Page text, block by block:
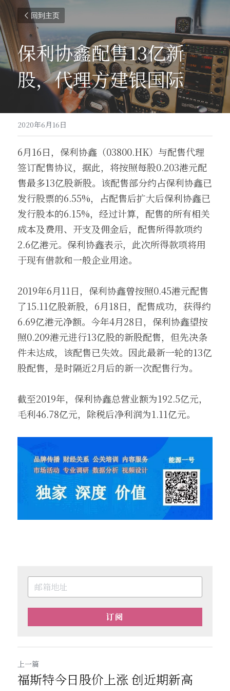
回到主页
保利协鑫配售13亿新
股，代理方建银国际
2020年6月16日
6月16日，保利协鑫（03800.HK）与配售代理
签订配售协议，据此，将按照每股0.203港元配
售最多13亿股新股。该配售部分约占保利协鑫已
发行股票的6.55%，占配售后扩大后保利协鑫已
发行股本的6.15%，经过计算，配售的所有相关
成本及费用、开支及佣金后，配售所得款项约
2.6亿港元。保利协鑫表示，此次所得款项将用
于现有借款和一般企业用途。
2019年6月11日，保利协鑫曾按照0.45港元配售
了15.11亿股新股，6月18日，配售成功，获得约
6.69亿港元净额。今年4月28日，保利协鑫望按
照0.209港元进行13亿股的新股配售，但先决条
件未达成，该配售已失效。因此最新一轮的13亿
股配售，是时隔近2月后的新一次配售行为。
截至2019年，保利协鑫总营业额为192.5亿元，
毛利46.78亿元，除税后净利润为1.11亿元。
订阅
上一篇
福斯特今日股价上涨 创近期新高